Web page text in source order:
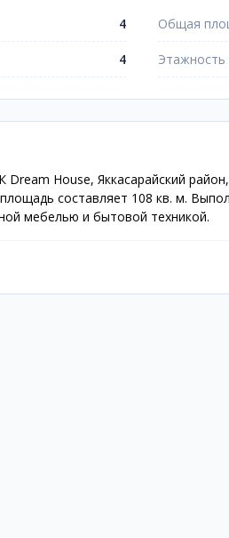
4 Общая
4
Dream House, Яккасарайский
составляет 108 кв. м.
мебелью и бытовой техникой.